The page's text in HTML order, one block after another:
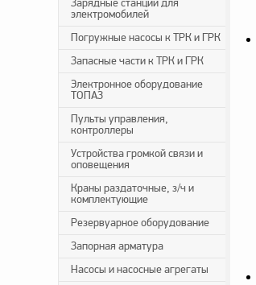
Зарядные станции для
электромобилей
Погружные насосы к ТРК и ГРК
Запасные части к ТРК и ГРК
Электронное оборудование
ТОПАЗ
Пульты управления,
контроллеры
Устройства громкой связи и
оповещения
Краны раздаточные, з/ч и
комплектующие
Резервуарное оборудование
Запорная арматура
Насосы и насосные агрегаты